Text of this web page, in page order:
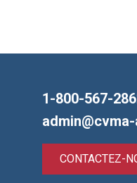
1-800-567-
CONTACTEZ-